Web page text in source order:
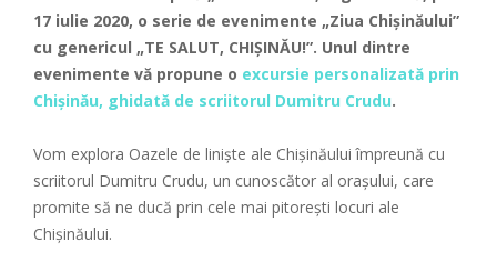
17 iulie 2020, o serie de evenimente „Ziua Chișinăului”
cu genericul „TE SALUT, CHIȘINĂU!”. Unul dintre
evenimente vă propune o excursie personalizată prin
Chișinău, ghidată de scriitorul Dumitru Crudu.
Vom explora Oazele de liniște ale Chișinăului împreună cu
scriitorul Dumitru Crudu, un cunoscător al orașului, care
promite să ne ducă prin cele mai pitorești locuri ale
Chișinăului.